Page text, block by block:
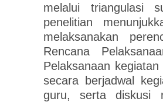
melalui triangulasi
penelitian
melaksanakan
Rencana
Pelaksanaan
secara berjadwal
guru, serta diskusi